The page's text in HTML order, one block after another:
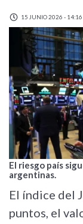
15 JUNIO 2026 - 14:16
El riesgo país
argentinas.
El índice del
puntos, el